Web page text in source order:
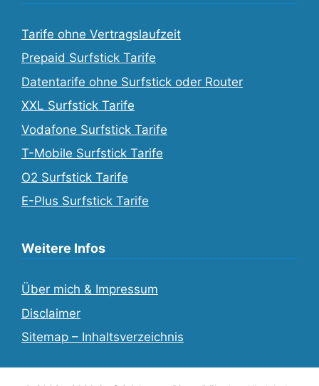
Tarife ohne Vertragslaufzeit
Prepaid Surfstick Tarife
Datentarife ohne Surfstick oder Router
XXL Surfstick Tarife
Vodafone Surfstick Tarife
T-Mobile Surfstick Tarife
O2 Surfstick Tarife
E-Plus Surfstick Tarife
Weitere Infos
Über mich & Impressum
Disclaimer
Sitemap – Inhaltsverzeichnis